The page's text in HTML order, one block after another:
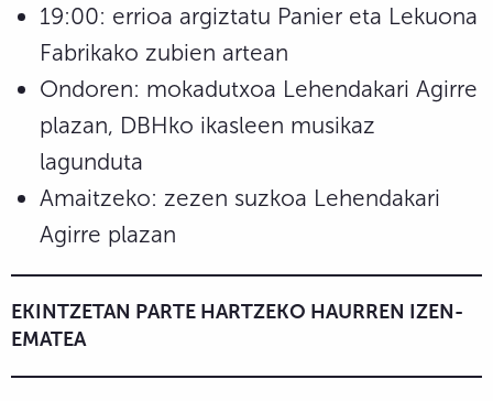
19:00: errioa argiztatu Panier eta Lekuona
Fabrikako zubien artean
Ondoren: mokadutxoa Lehendakari Agirre
plazan, DBHko ikasleen musikaz
lagunduta
Amaitzeko: zezen suzkoa Lehendakari
Agirre plazan
EKINTZETAN PARTE HARTZEKO HAURREN IZEN-
EMATEA